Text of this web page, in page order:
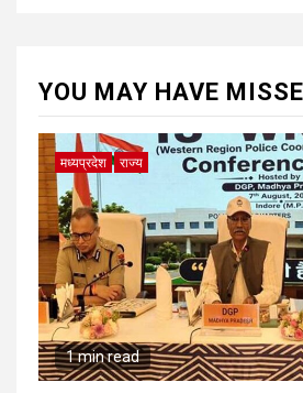
YOU MAY HAVE
मध्यप्रदेश राज्य
1 min read